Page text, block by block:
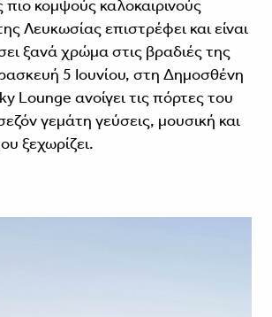
κομψούς καλοκαιρινούς
Λευκωσίας επιστρέφει και είναι
ξανά χρώμα στις βραδιές της
5 Ιουνίου, στη Δημοσθένη
Lounge ανοίγει τις πόρτες του
γεμάτη γεύσεις, μουσική και
ξεχωρίζει.